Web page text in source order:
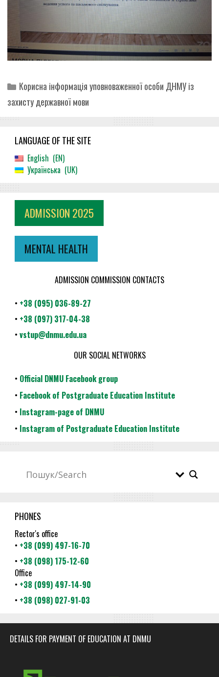
Categories
Корисна інформація уповноваженної особи ДНМУ із
захисту державної мови
LANGUAGE OF THE SITE
English
EN
Українська
UK
ADMISSION 2025
MENTAL HEALTH
ADMISSION COMMISSION CONTACTS
• +38 (095) 036-89-27
• +38 (097) 317-04-38
• vstup@dnmu.edu.ua
OUR SOCIAL NETWORKS
• Official DNMU Facebook group
• Facebook of Postgraduate Education Institute
• Instagram-page of DNMU
• Instagram of Postgraduate Education Institute
PHONES
Rector's office
• +38 (099) 497-16-70
• +38 (098) 175-12-60
Office
• +38 (099) 497-14-90
• +38 (098) 027-91-03
DETAILS FOR PAYMENT OF EDUCATION AT DNMU